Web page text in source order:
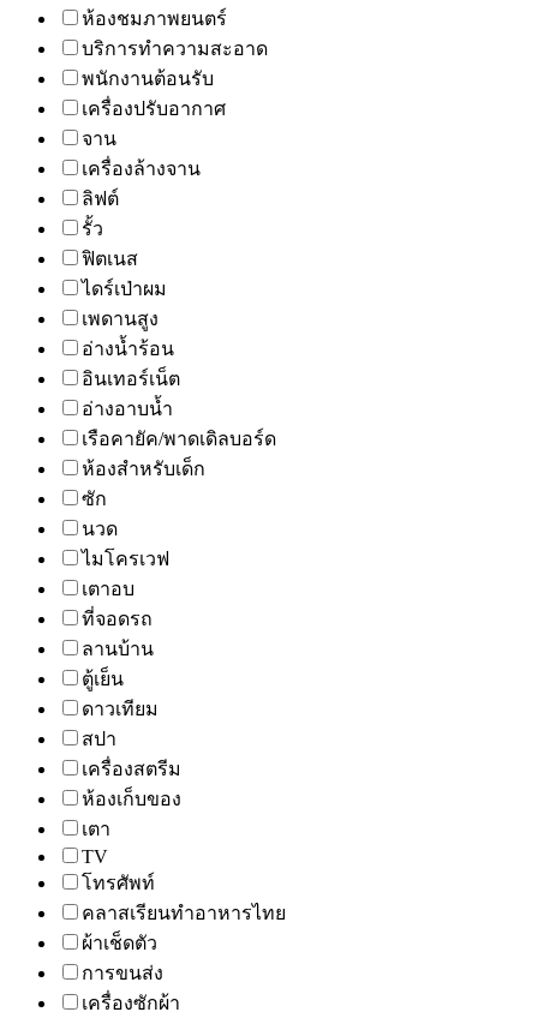
ห้องชมภาพยนตร์
บริการทำความสะอาด
พนักงานต้อนรับ
เครื่องปรับอากาศ
จาน
เครื่องล้างจาน
ลิฟต์
รั้ว
ฟิตเนส
ไดร์เป่าผม
เพดานสูง
อ่างน้ำร้อน
อินเทอร์เน็ต
อ่างอาบน้ำ
เรือคายัค/พาดเดิลบอร์ด
ห้องสำหรับเด็ก
ซัก
นวด
ไมโครเวฟ
เตาอบ
ที่จอดรถ
ลานบ้าน
ตู้เย็น
ดาวเทียม
สปา
เครื่องสตรีม
ห้องเก็บของ
เตา
TV
โทรศัพท์
คลาสเรียนทำอาหารไทย
ผ้าเช็ดตัว
การขนส่ง
เครื่องซักผ้า